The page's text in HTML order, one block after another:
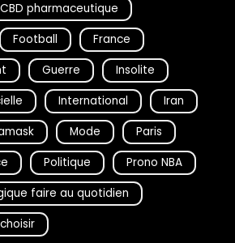
pharmaceutique
Football
France
Guerre
Insolite
International
Iran
Mode
Paris
Politique
Prono NBA
faire au quotidien